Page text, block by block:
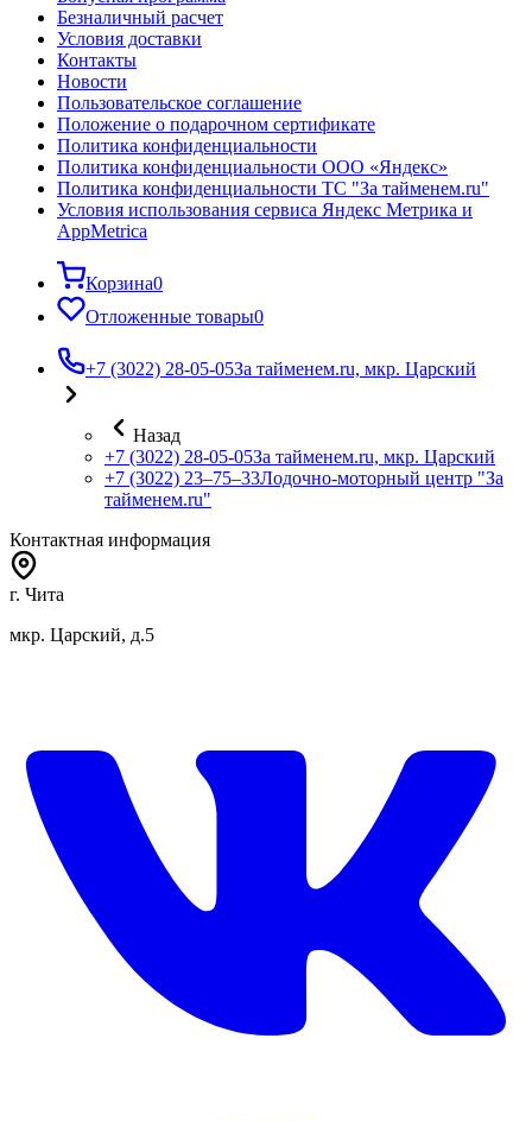
Безналичный расчет
Условия доставки
Контакты
Новости
Пользовательское соглашение
Положение о подарочном сертификате
Политика конфиденциальности
Политика конфиденциальности ООО «Яндекс»
Политика конфиденциальности ТС "За тайменем.ru"
Условия использования сервиса Яндекс Метрика и
AppMetrica
Корзина0
Отложенные товары0
+7 (3022) 28-05-05За тайменем.ru, мкр. Царский
Назад
+7 (3022) 28-05-05За тайменем.ru, мкр. Царский
+7 (3022) 23‒75‒33Лодочно-моторный центр "За
тайменем.ru"
Контактная информация
г. Чита
мкр. Царский, д.5